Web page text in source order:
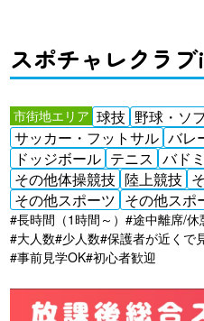
スポチャレクラ
市街地エリア 球技 野球・ソ
サッカー・フットサル バレ
ドッジボール テニス バド
その他体操競技 陸上競技
その他スポーツ その他スポ
#長時間（1時間～）#途中離席/休
#大人数#少人数#保護者が近くで
#事前見学OK#初心者歓迎